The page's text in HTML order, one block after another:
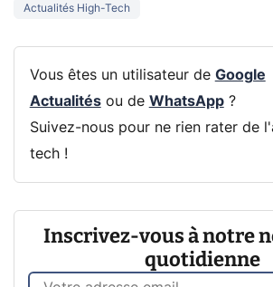
Actualités High-Tech
Vous êtes un utilisateur de Google
Actualitésou de WhatsApp?
Suivez-nous pour ne rien rater de
tech !
Inscrivez-vous à notre
quotidienne